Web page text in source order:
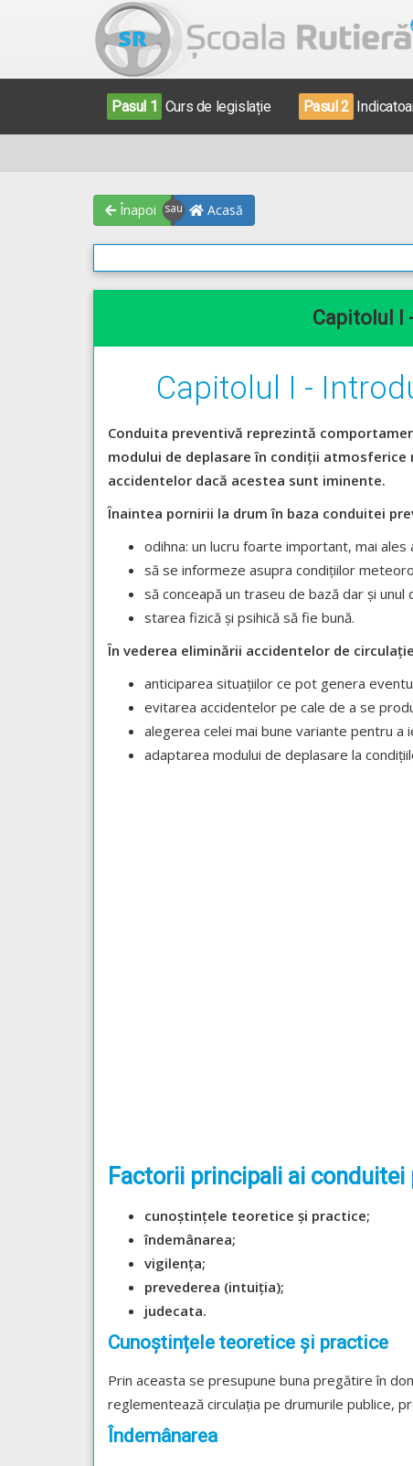
Pasul 1 Curs de legislație Pasul 2
Înapoi Acasă
Capitolul I
Capitolul I -
Conduita preventivă reprezintă
modului de deplasare în condiții
accidentelor dacă acestea sunt iminente.
Înaintea pornirii la drum în baza conduitei
odihna: un lucru foarte important, mai
să se informeze asupra condițiilor
să conceapă un traseu de bază dar și unul
starea fizică și psihică să fie bună.
În vederea eliminării accidentelor de
anticiparea situațiilor ce pot genera
evitarea accidentelor pe cale de a se
alegerea celei mai bune variante pentru a
adaptarea modului de deplasare la
Factorii principali ai conduitei
cunoștințele teoretice și practice;
îndemânarea;
vigilența;
prevederea (intuiția);
judecata.
Cunoștințele teoretice și practice
Prin aceasta se presupune buna pregătire în
reglementează circulația pe drumurile publice,
Îndemânarea